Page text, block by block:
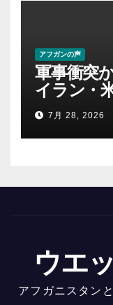
アフガンの声
軍事衝突
イラン・
後の中東
を問い直
7月 28, 2026
ウエ
アフガニスタン